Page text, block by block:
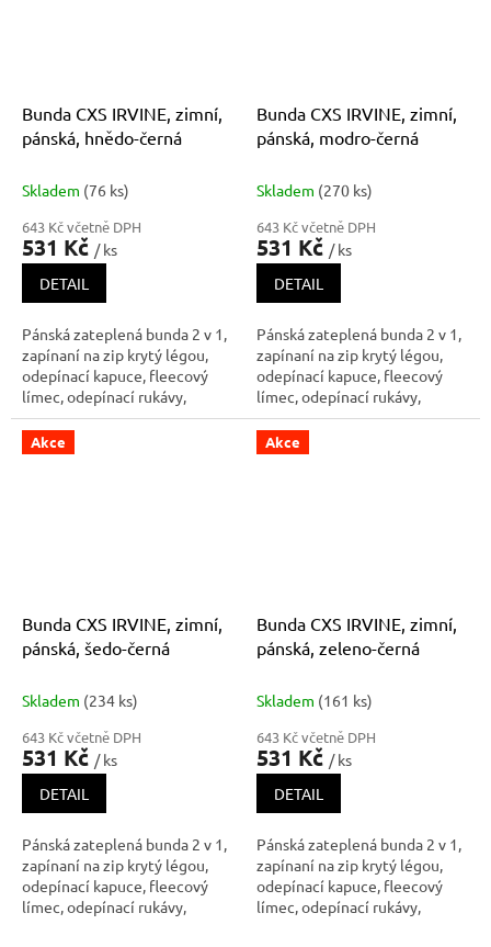
Bunda CXS IRVINE, zimní,
pánská, hnědo-černá
Skladem (76 ks)
643 Kč včetně DPH
531 Kč / ks
DETAIL
Pánská zateplená bunda 2 v 1,
zapínaní na zip krytý légou,
odepínací kapuce, fleecový
límec, odepínací rukávy,
regulovatelné manžety na
rukávech, plastové poutko pod
pravou náprsní kapsou,
Bunda CXS IRVINE, zimní,
pánská, modro-černá
Skladem (270 ks)
643 Kč včetně DPH
531 Kč / ks
DETAIL
Pánská zateplená bunda 2 v 1,
zapínaní na zip krytý légou,
odepínací kapuce, fleecový
límec, odepínací rukávy,
regulovatelné manžety na
rukávech, plastové poutko pod
pravou náprsní kapsou,
Akce
Bunda CXS IRVINE, zimní,
pánská, šedo-černá
Skladem (234 ks)
643 Kč včetně DPH
531 Kč / ks
DETAIL
Pánská zateplená bunda 2 v 1,
zapínaní na zip krytý légou,
odepínací kapuce, fleecový
límec, odepínací rukávy,
Akce
Bunda CXS IRVINE, zimní,
pánská, zeleno-černá
Skladem (161 ks)
643 Kč včetně DPH
531 Kč / ks
DETAIL
Pánská zateplená bunda 2 v 1,
zapínaní na zip krytý légou,
odepínací kapuce, fleecový
límec, odepínací rukávy,